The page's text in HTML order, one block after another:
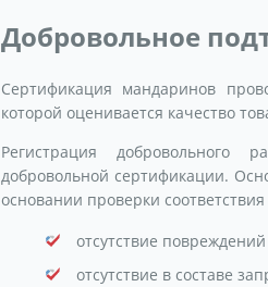
Добровольное
Сертификация мандаринов
которой оценивается качество
Регистрация добровольного
добровольной сертификации.
основании проверки
отсутствие
отсутствие в составе